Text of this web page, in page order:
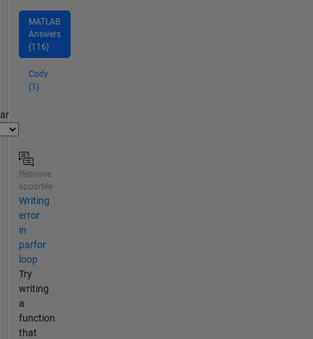
MATLAB
Answers
(116)
Cody
(1)
Réponse
apportée
Writing
error
in
parfor
loop
Try
writing
a
function
that